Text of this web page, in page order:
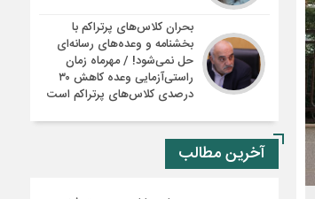
بحران کلاس‌های پرتراکم با
بخشنامه و وعده‌های رسانه‌ای
حل نمی‌شود! / مهرماه زمان
راستی‌آزمایی وعده کاهش ۳۰
درصدی کلاس‌های پرتراکم است
آخرین مطالب